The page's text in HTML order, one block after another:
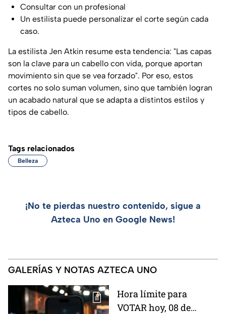
Consultar con un profesional
Un estilista puede personalizar el corte según cada
caso.
La estilista Jen Atkin resume esta tendencia: "Las capas
son la clave para un cabello con vida, porque aportan
movimiento sin que se vea forzado". Por eso, estos
cortes no solo suman volumen, sino que también logran
un acabado natural que se adapta a distintos estilos y
tipos de cabello.
Tags relacionados
Belleza
¡No te pierdas nuestro contenido, sigue a
Azteca Uno en Google News!
GALERÍAS Y NOTAS AZTECA UNO
Hora límite para
VOTAR hoy, 08 de